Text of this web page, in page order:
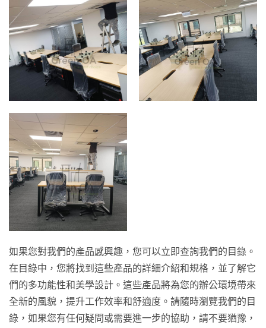
如果您對我們的產品感興趣，您可以立即查詢我們的目錄。
在目錄中，您將找到這些產品的詳細介紹和規格，並了解它
們的多功能性和美學設計。這些產品將為您的辦公環境帶來
全新的風貌，提升工作效率和舒適度。請隨時瀏覽我們的目
錄，如果您有任何疑問或需要進一步的協助，請不要猶豫，